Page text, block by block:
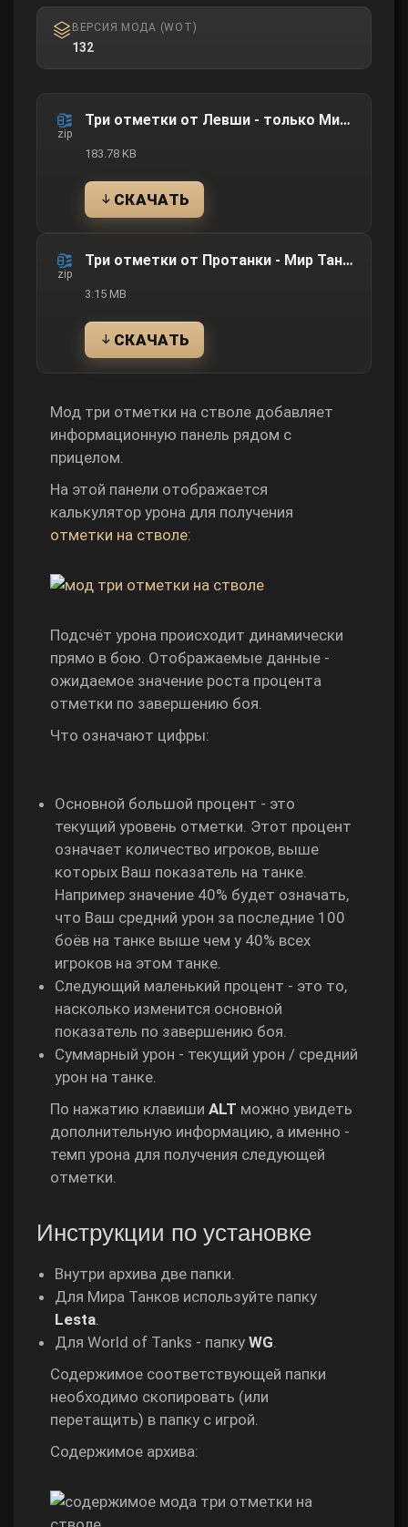
ВЕРСИЯ МОДА (WOT)
132
zip
Три отметки от Левши - только Мир Танков
183.78 KB
СКАЧАТЬ
zip
Три отметки от Протанки - Мир Танков и WOT
3.15 MB
СКАЧАТЬ
Мод три отметки на стволе добавляет
информационную панель рядом с
прицелом.
На этой панели отображается
калькулятор урона для получения
отметки на стволе:
Подсчёт урона происходит динамически
прямо в бою. Отображаемые данные -
ожидаемое значение роста процента
отметки по завершению боя.
Что означают цифры:
Основной большой процент - это
текущий уровень отметки. Этот процент
означает количество игроков, выше
которых Ваш показатель на танке.
Например значение 40% будет означать,
что Ваш средний урон за последние 100
боёв на танке выше чем у 40% всех
игроков на этом танке.
Следующий маленький процент - это то,
насколько изменится основной
показатель по завершению боя.
Суммарный урон - текущий урон / средний
урон на танке.
По нажатию клавиши ALT можно увидеть
дополнительную информацию, а именно -
темп урона для получения следующей
отметки.
Инструкции по установке
Внутри архива две папки.
Для Мира Танков используйте папку
Lesta.
Для World of Tanks - папку WG.
Содержимое соответствующей папки
необходимо скопировать (или
перетащить) в папку с игрой.
Содержимое архива: